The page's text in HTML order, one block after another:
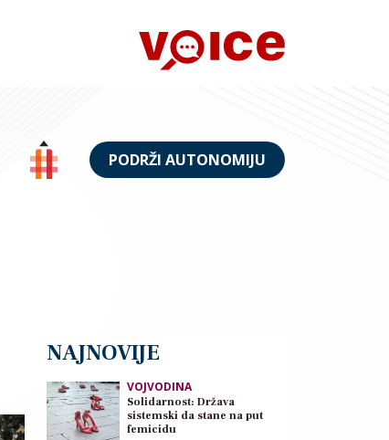
PODRŽI AUTONOMIJU
NAJNOVIJE
VOJVODINA
Solidarnost: Država
sistemski da stane na put
femicidu